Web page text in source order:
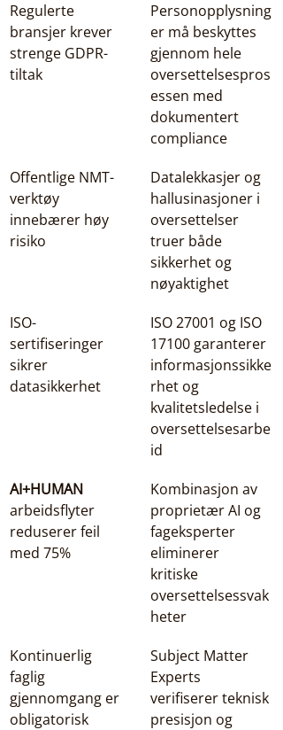
Regulerte
bransjer krever
strenge GDPR-
tiltak
Personopplysning
er må beskyttes
gjennom hele
oversettelsespros
essen med
dokumentert
compliance
Offentlige NMT-
verktøy
innebærer høy
risiko
Datalekkasjer og
hallusinasjoner i
oversettelser
truer både
sikkerhet og
nøyaktighet
ISO-
sertifiseringer
sikrer
datasikkerhet
ISO 27001 og ISO
17100 garanterer
informasjonssikke
rhet og
kvalitetsledelse i
oversettelsesarbe
id
AI+HUMAN
arbeidsflyter
reduserer feil
med 75%
Kombinasjon av
proprietær AI og
fageksperter
eliminerer
kritiske
oversettelsessvak
heter
Kontinuerlig
faglig
gjennomgang er
obligatorisk
Subject Matter
Experts
verifiserer teknisk
presisjon og